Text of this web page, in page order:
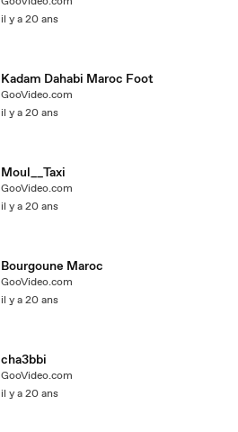
il y a 20 ans
Kadam Dahabi Maroc Foot
GooVideo.com
il y a 20 ans
Moul__Taxi
GooVideo.com
il y a 20 ans
Bourgoune Maroc
GooVideo.com
il y a 20 ans
cha3bbi
GooVideo.com
il y a 20 ans